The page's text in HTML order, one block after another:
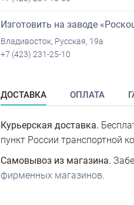
Изготовить на заводе
Владивосток, Русская, 19а
+7 (423) 231-25-10
ДОСТАВКА ОПЛАТА
Курьерская доставка.
пункт России транспортной
Самовывоз из магазина.
фирменных магазинов.